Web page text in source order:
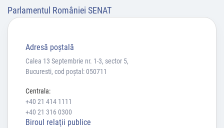
Parlamentul României SENAT
Adresă poştală
Calea 13 Septembrie nr. 1-3, sector 5,
Bucuresti, cod poștal: 050711
Centrala:
+40 21 414 1111
+40 21 316 0300
Biroul relaţii publice